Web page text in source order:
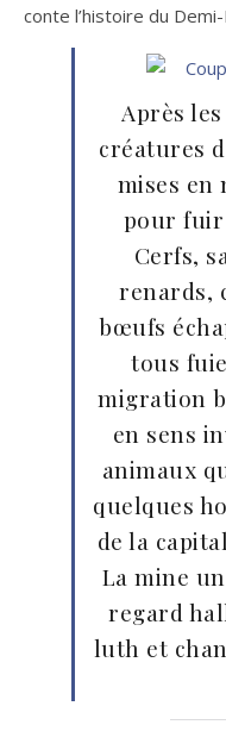
conte l’histoire du
Après
créatures
mises en
pour fuir
Cerfs,
renards,
bœufs
tous
migration
en sens
animaux
quelques
de la
La mine
regard
luth et